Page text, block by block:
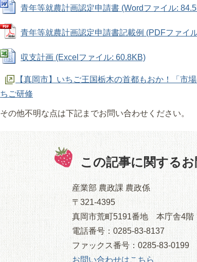
青年等就農計画認定申請書 (Wordファイル:
青年等就農計画認定申請書記載例 (PDFファイ
収支計画 (Excelファイル: 60.8KB)
【真岡市】いちご王国栃木の首都もおか！「市
ちご研修
その他不明な点は下記までお問い合わせください。
この記事に関する
産業部 農政課 農政係
〒321-4395
真岡市荒町5191番地 本庁舎4階
電話番号：0285-83-8137
ファックス番号：0285-83-0199
お問い合わせはこちら